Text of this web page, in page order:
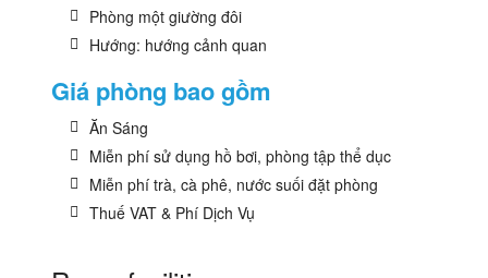
Phòng một giường đôi
Hướng: hướng cảnh quan
Giá phòng bao gồm
Ăn Sáng
Miễn phí sử dụng hồ bơi, phòng tập thể dục
Miễn phí trà, cà phê, nước suối đặt phòng
Thuế VAT & Phí Dịch Vụ